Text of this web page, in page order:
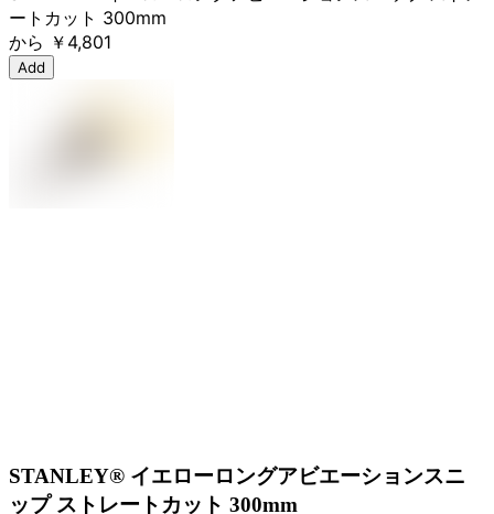
ートカット 300mm
から ￥4,801
Add
STANLEY® イエローロングアビエーションスニ
ップ ストレートカット 300mm